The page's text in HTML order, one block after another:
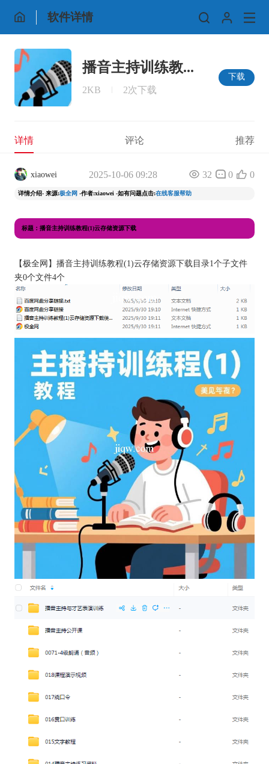
软件详情
播音主持训练教...
2KB 2次下载
下载
详情 评论 推荐
xiaowei 2025-10-06 09:28 32 0 0
详情介绍- 来源:极全网 -作者:xiaowei -如有问题点击:在线客服帮助
标题：播音主持训练教程(1)云存储资源下载
【极全网 】播音主持训练教程(1)云存储资源下载目录1个子文件
夹0个文件4个